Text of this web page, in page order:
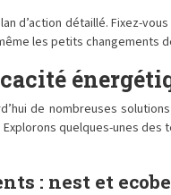
d’action détaillé. Fixez-
les petits
de nombreuses
quelques-unes
: nest et